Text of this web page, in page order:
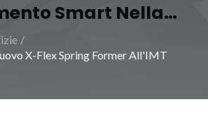
Smart Nella
Molle: Un
Efficienza E
/
X-Flex Spring Former All'IMT